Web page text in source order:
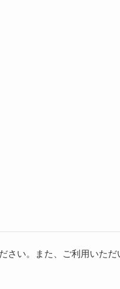
さい。また、ご利用いた